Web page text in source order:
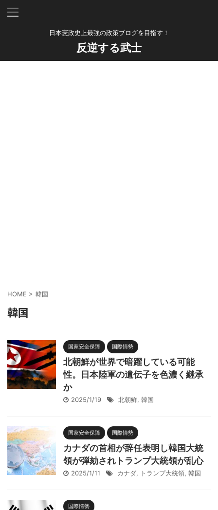
日本憲政史上最強の政策ブログを目指す！
反逆する武士
HOME > 韓国
韓国
国家安全保障 国際情勢
北朝鮮が世界で暗躍している可能
性。日本陸軍の遺伝子を色濃く継承
か
2025/1/19 北朝鮮, 韓国
国家安全保障 国際情勢
カナダの首相が辞任表明し韓国大統
領が弾劾されトランプ大統領が乱心
2025/1/11 カナダ, トランプ大統領, 韓国
国際情勢